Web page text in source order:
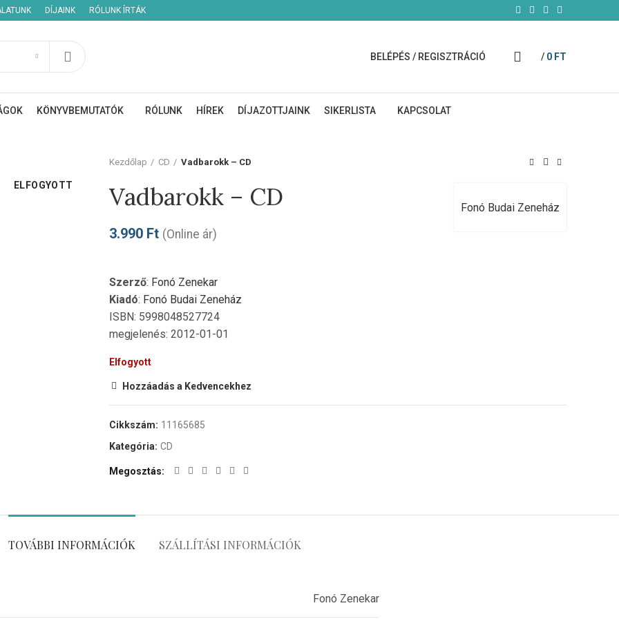
DÍJAINK RÓLUNK ÍRTÁK
BELÉPÉS / REGISZTRÁCIÓ / 0 FT
KÖNYVBEMUTATÓK RÓLUNK HÍREK DÍJAZOTTJAINK SIKERLISTA KAPCSOLAT
ELFOGYOTT
Kezdőlap
CD Vadbarokk – CD
Fonó Budai Zeneház
Vadbarokk – CD
3.990 Ft (Online ár)
Szerző: Fonó Zenekar
Kiadó: Fonó Budai Zeneház
ISBN: 5998048527724
megjelenés: 2012-01-01
Elfogyott
Hozzáadás a Kedvencekhez
Cikkszám: 11165685
Kategória: CD
Megosztás
TOVÁBBI INFORMÁCIÓK SZÁLLÍTÁSI INFORMÁCIÓK
Fonó Zenekar